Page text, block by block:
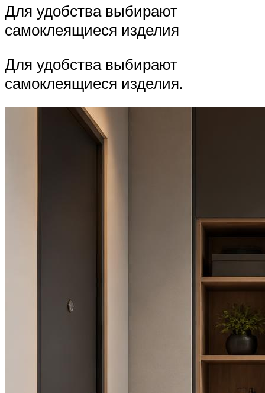
Для удобства выбирают
самоклеящиеся изделия
Для удобства выбирают
самоклеящиеся изделия.